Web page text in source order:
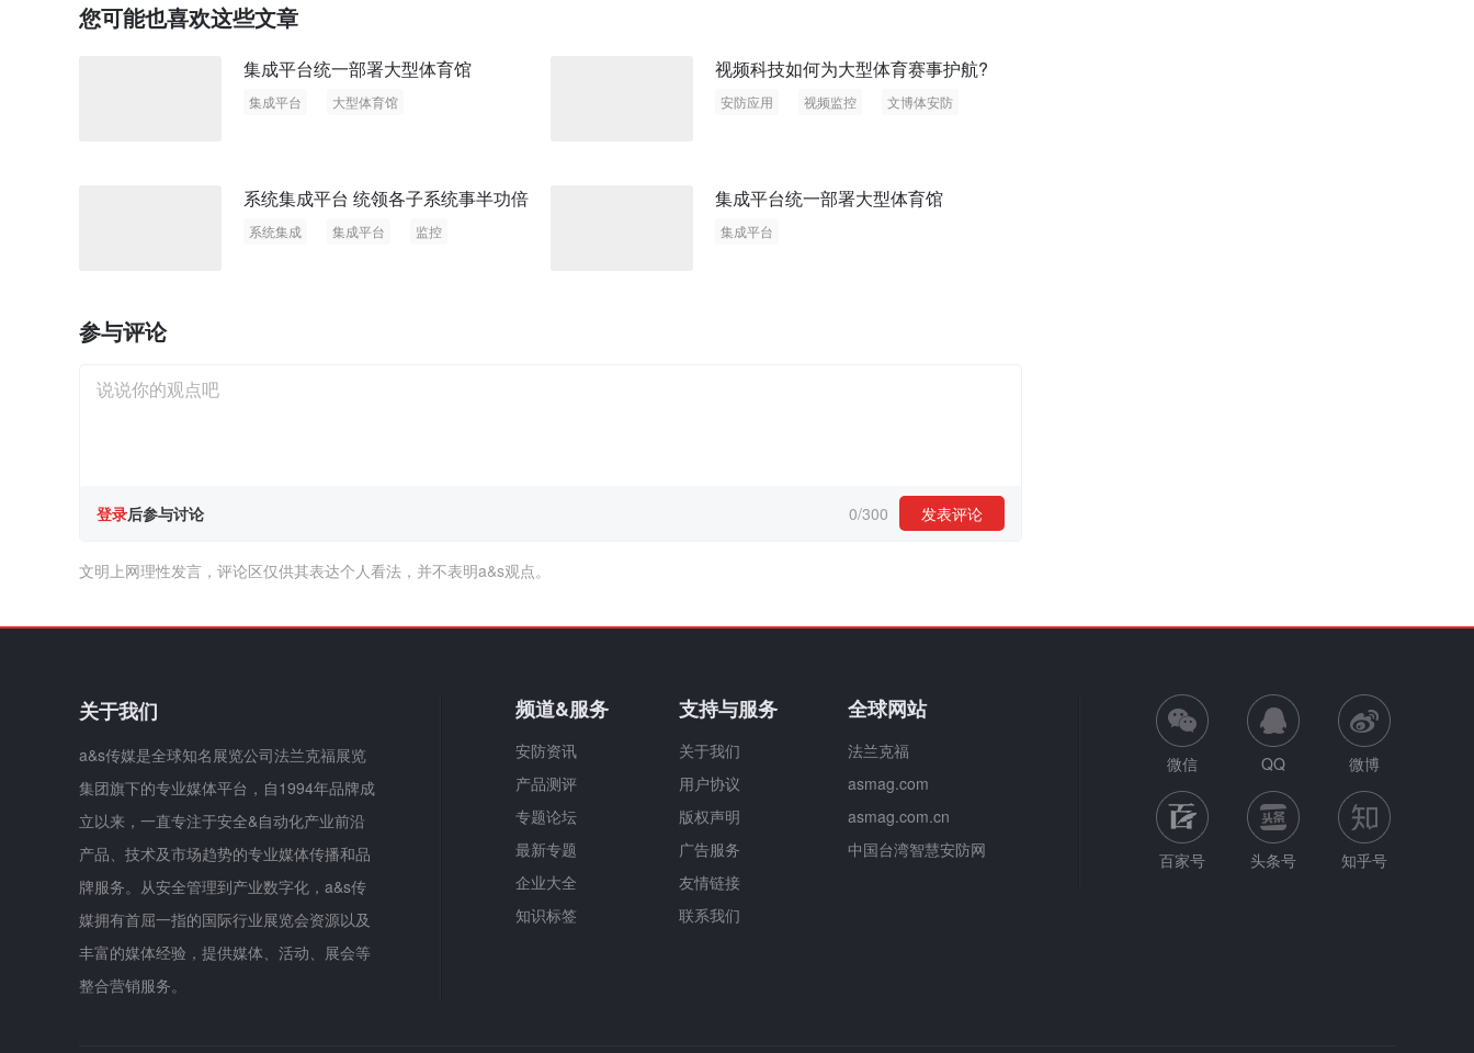
您可能也喜欢这些文章
集成平台统一部署大型体育馆
集成平台 大型体育馆
视频科技如何为大型体育赛事护航?
安防应用 视频监控 文博体安防
系统集成平台 统领各子系统事半功倍
系统集成 集成平台 监控
集成平台统一部署大型体育馆
集成平台
参与评论
登录后参与讨论 0/300 发表评论
文明上网理性发言，评论区仅供其表达个人看法，并不表明a&s观点。
关于我们
a&s传媒是全球知名展览公司法兰克福展览
集团旗下的专业媒体平台，自1994年品牌成
立以来，一直专注于安全&自动化产业前沿
产品、技术及市场趋势的专业媒体传播和品
牌服务。从安全管理到产业数字化，a&s传
媒拥有首屈一指的国际行业展览会资源以及
丰富的媒体经验，提供媒体、活动、展会等
整合营销服务。
频道&服务
安防资讯
产品测评
专题论坛
最新专题
企业大全
知识标签
支持与服务
关于我们
用户协议
版权声明
广告服务
友情链接
联系我们
全球网站
法兰克福
asmag.com
asmag.com.cn
中国台湾智慧安防网
微信 QQ 微博
百家号 头条号 知乎号